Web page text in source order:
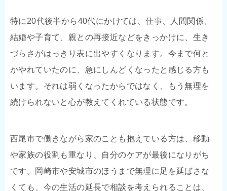
特に20代後半から40代にかけては、仕事、人間関係、
結婚や子育て、親との再接近などをきっかけに、生き
づらさがはっきり表に出やすくなります。今まで何と
かやれていたのに、急にしんどくなったと感じる方も
います。それは弱くなったからではなく、もう無理を
続けられないと心が教えてくれている状態です。
西尾市で働きながら家のことも抱えている方は、移動
や家族の役割も重なり、自分のケアが最後になりがち
です。岡崎市や安城市のほうまで無理に足を延ばさな
くても、今の生活の延長で相談を考えられることは、